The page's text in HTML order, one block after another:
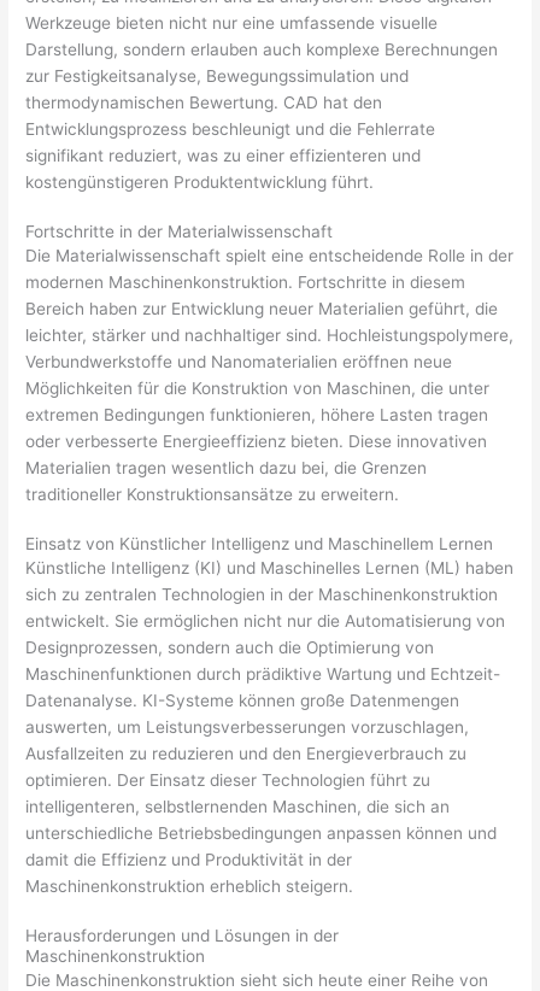
Werkzeuge bieten nicht nur eine umfassende visuelle
Darstellung, sondern erlauben auch komplexe Berechnungen
zur Festigkeitsanalyse, Bewegungssimulation und
thermodynamischen Bewertung. CAD hat den
Entwicklungsprozess beschleunigt und die Fehlerrate
signifikant reduziert, was zu einer effizienteren und
kostengünstigeren Produktentwicklung führt.
Fortschritte in der Materialwissenschaft
Die Materialwissenschaft spielt eine entscheidende Rolle in der
modernen Maschinenkonstruktion. Fortschritte in diesem
Bereich haben zur Entwicklung neuer Materialien geführt, die
leichter, stärker und nachhaltiger sind. Hochleistungspolymere,
Verbundwerkstoffe und Nanomaterialien eröffnen neue
Möglichkeiten für die Konstruktion von Maschinen, die unter
extremen Bedingungen funktionieren, höhere Lasten tragen
oder verbesserte Energieeffizienz bieten. Diese innovativen
Materialien tragen wesentlich dazu bei, die Grenzen
traditioneller Konstruktionsansätze zu erweitern.
Einsatz von Künstlicher Intelligenz und Maschinellem Lernen
Künstliche Intelligenz (KI) und Maschinelles Lernen (ML) haben
sich zu zentralen Technologien in der Maschinenkonstruktion
entwickelt. Sie ermöglichen nicht nur die Automatisierung von
Designprozessen, sondern auch die Optimierung von
Maschinenfunktionen durch prädiktive Wartung und Echtzeit-
Datenanalyse. KI-Systeme können große Datenmengen
auswerten, um Leistungsverbesserungen vorzuschlagen,
Ausfallzeiten zu reduzieren und den Energieverbrauch zu
optimieren. Der Einsatz dieser Technologien führt zu
intelligenteren, selbstlernenden Maschinen, die sich an
unterschiedliche Betriebsbedingungen anpassen können und
damit die Effizienz und Produktivität in der
Maschinenkonstruktion erheblich steigern.
Herausforderungen und Lösungen in der
Maschinenkonstruktion
Die Maschinenkonstruktion sieht sich heute einer Reihe von